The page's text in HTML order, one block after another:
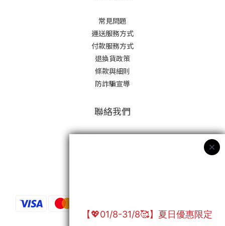
常見問題
運送服務方式
付款服務方式
退換貨政策
條款與細則
防詐騙宣導
聯絡我們